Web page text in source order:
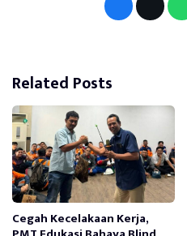
Related Posts
Cegah Kecelakaan Kerja,